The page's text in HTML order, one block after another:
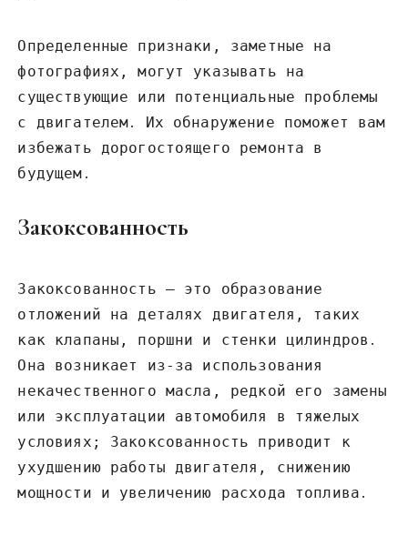
Определенные признаки‚ заметные на
фотографиях‚ могут указывать на
существующие или потенциальные проблемы
с двигателем․ Их обнаружение поможет вам
избежать дорогостоящего ремонта в
будущем․
Закоксованность
Закоксованность – это образование
отложений на деталях двигателя‚ таких
как клапаны‚ поршни и стенки цилиндров․
Она возникает из-за использования
некачественного масла‚ редкой его замены
или эксплуатации автомобиля в тяжелых
условиях; Закоксованность приводит к
ухудшению работы двигателя‚ снижению
мощности и увеличению расхода топлива․